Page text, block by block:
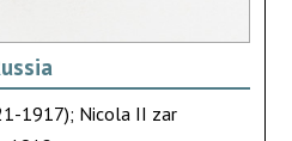
1917); Nicola II zar